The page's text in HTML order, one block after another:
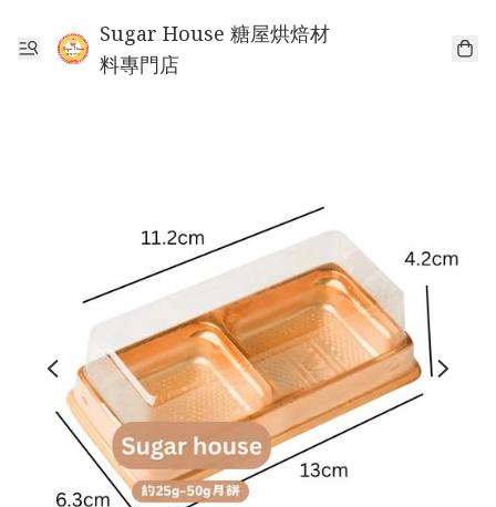
Sugar House 糖屋烘焙材
料專門店